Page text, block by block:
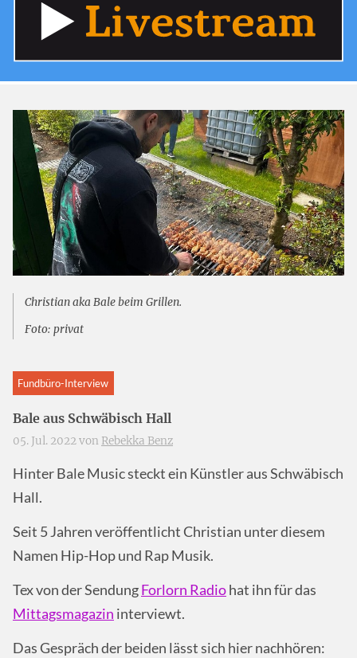
Christian aka Bale beim Grillen.
Foto: privat
Fundbüro-Interview
Bale aus Schwäbisch Hall
05. Jul. 2022 von Rebekka Benz
Hinter Bale Music steckt ein Künstler aus Schwäbisch
Hall.
Seit 5 Jahren veröffentlicht Christian unter diesem
Namen Hip-Hop und Rap Musik.
Tex von der SendungForlorn Radiohat ihn für das
Mittagsmagazin interviewt.
Das Gespräch der beiden lässt sich hier nachhören: